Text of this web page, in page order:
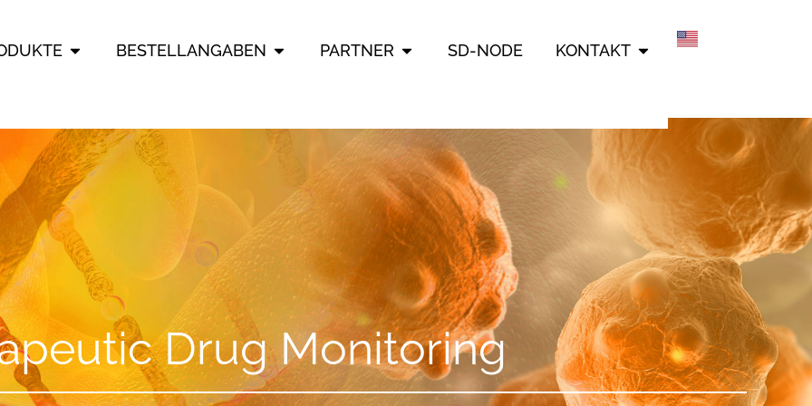
ÖFFNE PRODUKTE
BESTELLANGABEN ÖFFNE BESTELLANGABEN
PARTNER ÖFFNE PARTNER
SD-NODE KONTAKT ÖFFNE KONTAKT
Drug Monitoring